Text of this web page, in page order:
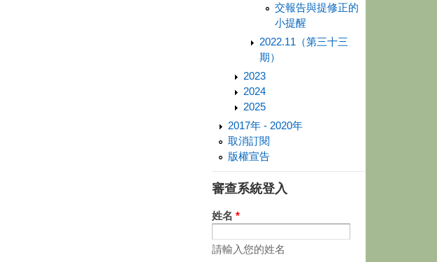
交報告與提修正的
小提醒
2022.11（第三十三
期）
2023
2024
2025
2017年 - 2020年
取消訂閱
版權宣告
審查系統登入
姓名 *
請輸入您的姓名